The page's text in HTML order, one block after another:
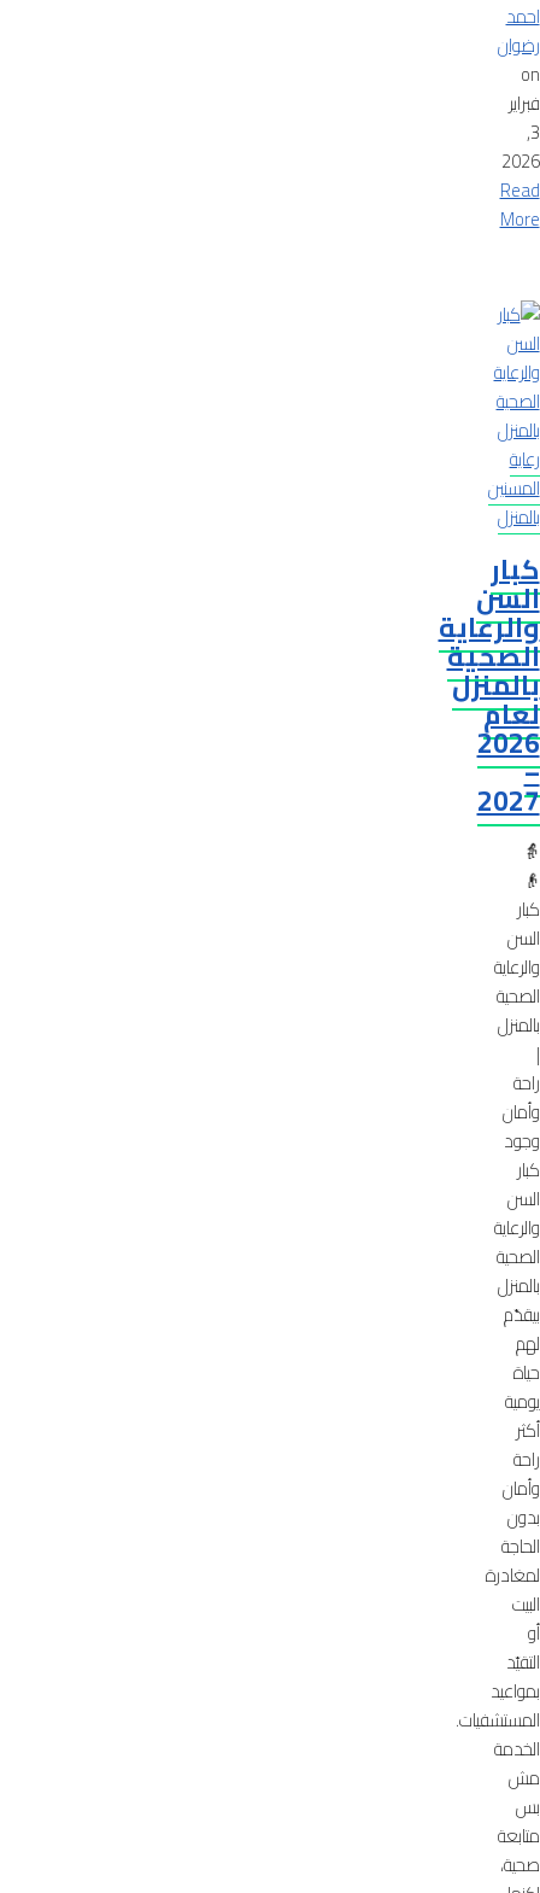
احمد
رضوان
on
فبراير
3,
2026
Read
More
رعاية
المسنين
بالمنزل
كبار
السن
والرعاية
الصحية
بالمنزل
لعام
2026
–
2027
👵
👴
كبار
السن
والرعاية
الصحية
بالمنزل
|
راحة
وأمان
وجود
كبار
السن
والرعاية
الصحية
بالمنزل
بيقدّم
لهم
حياة
يومية
أكثر
راحة
وأمان
بدون
الحاجة
لمغادرة
البيت
أو
التقيّد
بمواعيد
المستشفيات.
الخدمة
مش
بس
متابعة
صحية،